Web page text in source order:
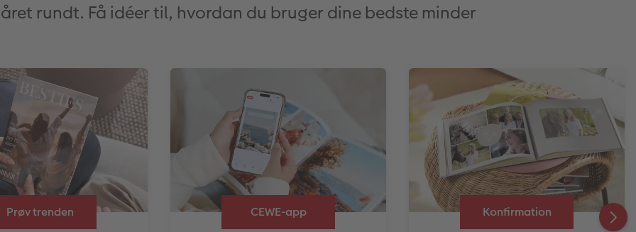
rundt. Få idéer til, hvordan du bruger dine bedste minder
Prøv trenden CEWE-app Konfirmation